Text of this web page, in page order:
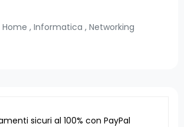
Home , Informatica , Networking
sicuri al 100% con PayPal